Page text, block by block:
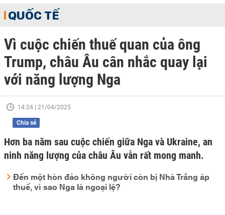
QUỐC TẾ
Vì cuộc chiến thuế quan của ông
Trump, châu Âu cân nhắc quay lại
với năng lượng Nga
14:24 | 21/04/2025
Chia sẻ
Hơn ba năm sau cuộc chiến giữa Nga và Ukraine, an
ninh năng lượng của châu Âu vẫn rất mong manh.
Đến một hòn đảo không người còn bị Nhà Trắng áp
thuế, vì sao Nga là ngoại lệ?